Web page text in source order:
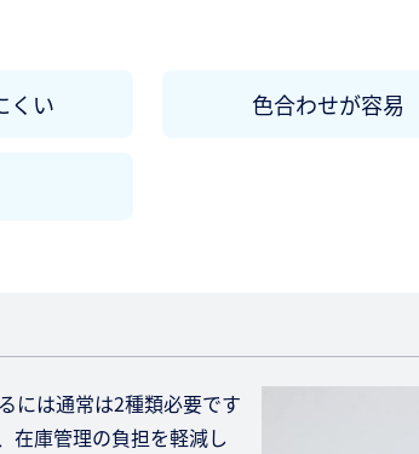
くい 色合わせが容易
には通常は2種類必要です
在庫管理の負担を軽減し